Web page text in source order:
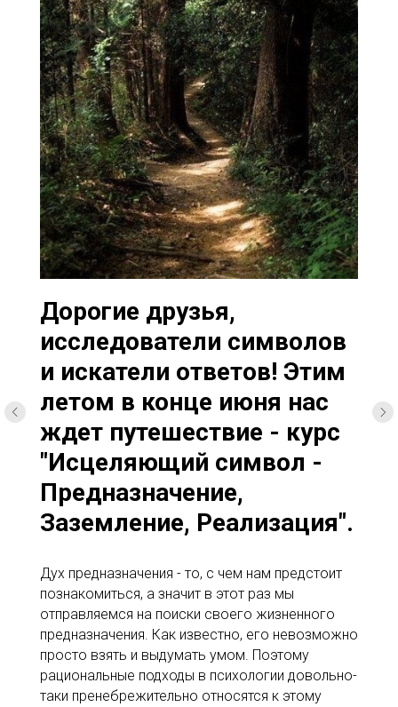
Дорогие друзья,
исследователи символов
и искатели ответов! Этим
летом в конце июня нас
ждет путешествие - курс
"Исцеляющий символ -
Предназначение,
Заземление, Реализация".
Дух предназначения - то, с чем нам предстоит
познакомиться, а значит в этот раз мы
отправляемся на поиски своего жизненного
предназначения. Как известно, его невозможно
просто взять и выдумать умом. Поэтому
рациональные подходы в психологии довольно-
таки пренебрежительно относятся к этому